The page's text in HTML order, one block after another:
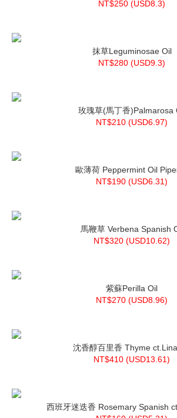
NT$250 (USD8.3)
抹草Leguminosae Oil
NT$280 (USD9.3)
玫瑰草(馬丁香)Palmarosa
NT$210 (USD6.97)
歐薄荷 Peppermint Oil
NT$190 (USD6.31)
馬鞭草 Verbena Spanish
NT$320 (USD10.62)
紫蘇Perilla Oil
NT$270 (USD8.96)
沈香醇百里香 Thyme
NT$410 (USD13.61)
西班牙迷迭香 Rosemary Spanish